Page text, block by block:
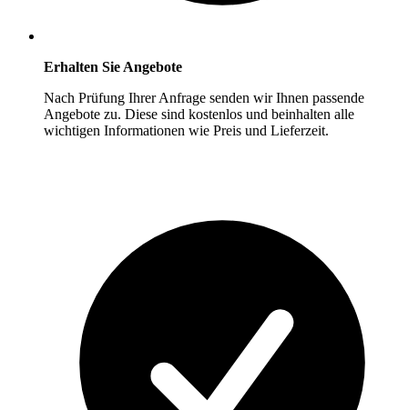
Erhalten Sie Angebote
Nach Prüfung Ihrer Anfrage senden wir Ihnen passende
Angebote zu. Diese sind kostenlos und beinhalten alle
wichtigen Informationen wie Preis und Lieferzeit.